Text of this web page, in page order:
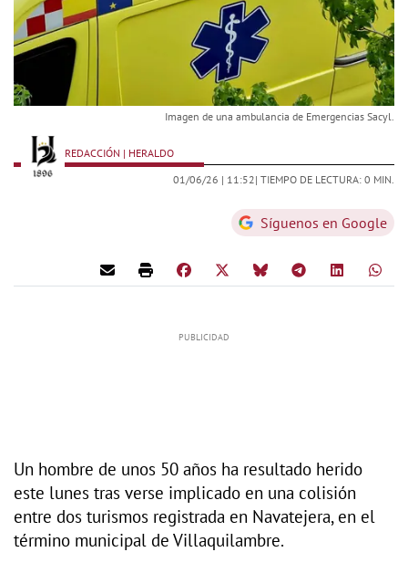
Imagen de una ambulancia de Emergencias Sacyl.
REDACCIÓN | HERALDO
01/06/26 | 11:52| TIEMPO DE LECTURA: 0 MIN.
Síguenos en Google
Un hombre de unos 50 años ha resultado herido
este lunes tras verse implicado en una colisión
entre dos turismos registrada en Navatejera, en el
término municipal de Villaquilambre.